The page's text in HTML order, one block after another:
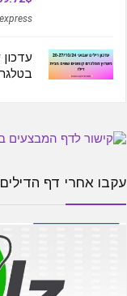
עדכון
בטלגרם 20-
עקבו אחרי דף